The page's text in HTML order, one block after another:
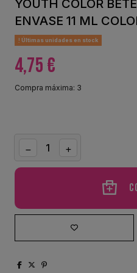
YOUTH COLOR
ENVASE 11 ML
Últimas unidades en stock
4,75 €
Compra máxima: 3